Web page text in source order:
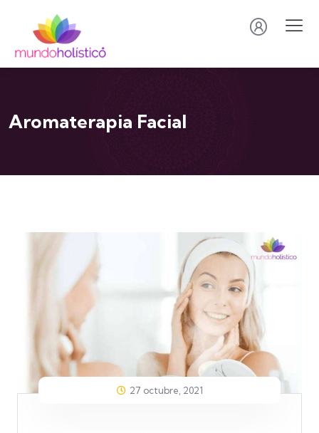
Aromaterapia Facial
27 octubre, 2021